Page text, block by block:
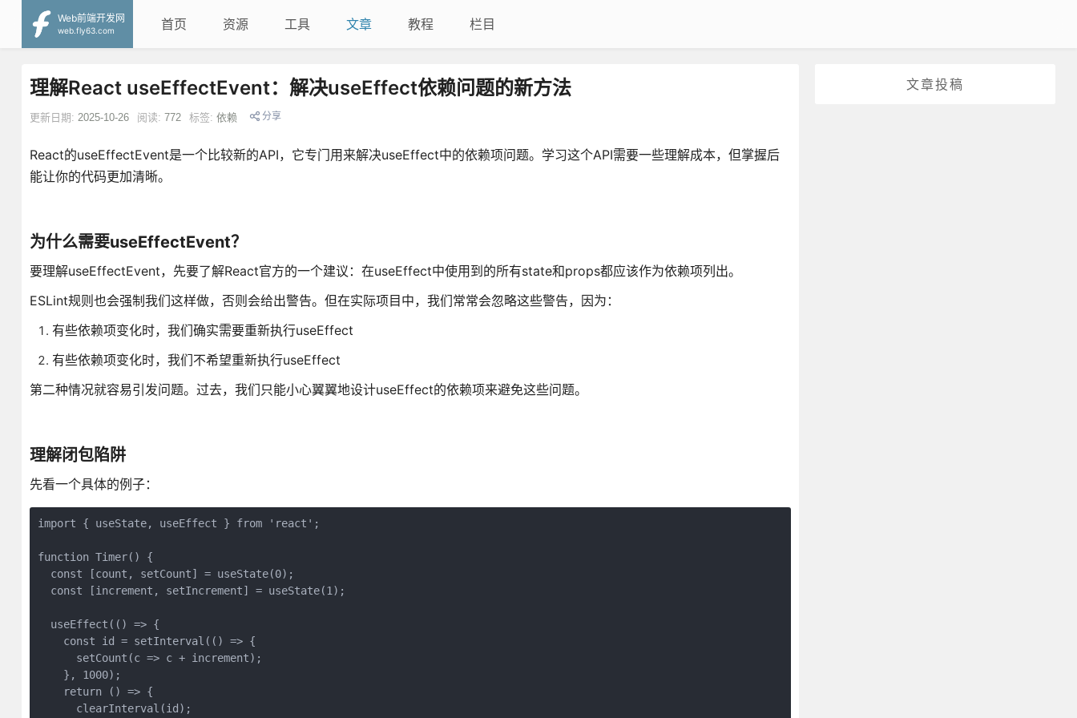
Web前端开发网
web.fly63.com
首页 资源 工具 文章 教程 栏目
文章投稿
理解React useEffectEvent：解决useEffect依赖问题的新方法
更新日期: 2025-10-26 阅读: 772 标签: 依赖 分享
React的useEffectEvent是一个比较新的API，它专门用来解决useEffect中的依赖项问题。学习这个API需要一些理解成本，但掌握后
能让你的代码更加清晰。
为什么需要useEffectEvent？
要理解useEffectEvent，先要了解React官方的一个建议：在useEffect中使用到的所有state和props都应该作为依赖项列出。
ESLint规则也会强制我们这样做，否则会给出警告。但在实际项目中，我们常常会忽略这些警告，因为：
有些依赖项变化时，我们确实需要重新执行useEffect
有些依赖项变化时，我们不希望重新执行useEffect
第二种情况就容易引发问题。过去，我们只能小心翼翼地设计useEffect的依赖项来避免这些问题。
理解闭包陷阱
先看一个具体的例子：
import { useState, useEffect } from 'react';
function Timer() {
  const [count, setCount] = useState(0);
  const [increment, setIncrement] = useState(1);
  useEffect(() => {
    const id = setInterval(() => {
      setCount(c => c + increment);
    }, 1000);
    return () => {
      clearInterval(id);